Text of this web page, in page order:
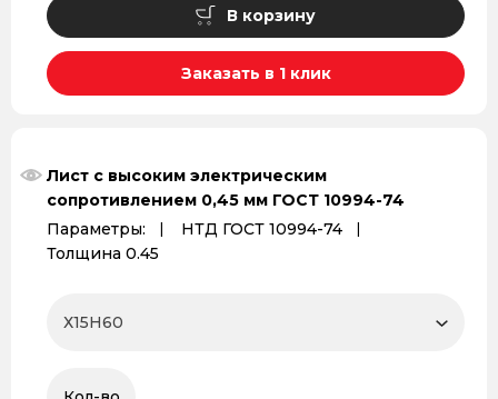
В корзину
Заказать в 1 клик
Лист с высоким электрическим
сопротивлением 0,45 мм ГОСТ 10994-74
Параметры:
НТД ГОСТ 10994-74
Толщина 0.45